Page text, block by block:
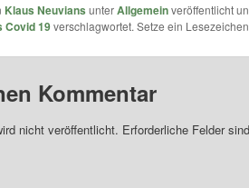
Klaus Neuvians unterAllgemeinveröffentlicht
Covid 19verschlagwortet. Setze ein
Kommentar
nicht veröffentlicht. Erforderliche Felder